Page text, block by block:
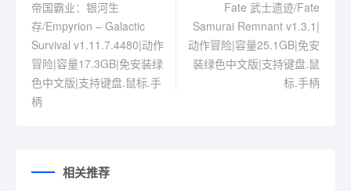
帝国霸业：银河生
存/Empyrion – Galactic
Survival v1.11.7.4480|动作
冒险|容量17.3GB|免安装绿
色中文版|支持键盘.鼠标.手
柄
Fate 武士遗迹/Fate
Samurai Remnant v1.3.1|
动作冒险|容量25.1GB|免安
装绿色中文版|支持键盘.鼠
标.手柄
相关推荐